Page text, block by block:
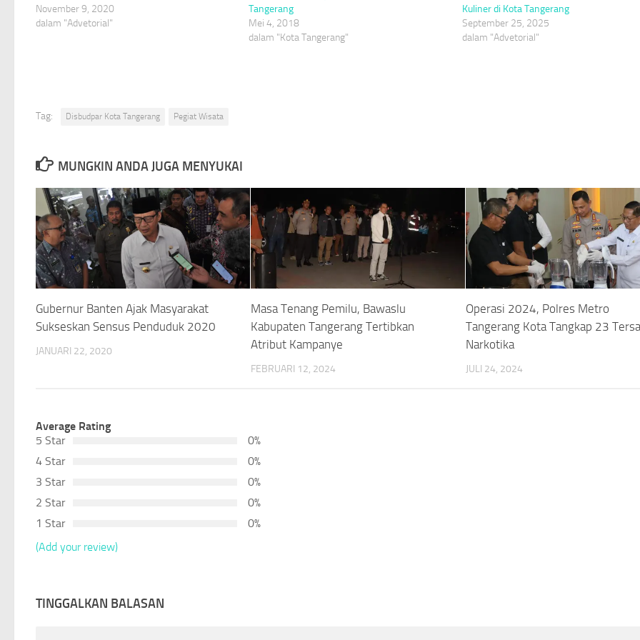
November 9, 2020
dalam "Advetorial"
Tangerang
Mei 4, 2018
dalam "Kota Tangerang"
Kuliner di Kota Tangerang
September 25, 2025
dalam "Advetorial"
Tag: Disbudpar Kota Tangerang Pegiat Wisata
MUNGKIN ANDA JUGA MENYUKAI
Gubernur Banten Ajak Masyarakat
Sukseskan Sensus Penduduk 2020
JANUARI 22, 2020
Masa Tenang Pemilu, Bawaslu
Kabupaten Tangerang Tertibkan
Atribut Kampanye
FEBRUARI 12, 2024
Operasi 2024, Polres Metro
Tangerang Kota Tangkap 23
Narkotika
JULI 24, 2024
Average Rating
5 Star
0%
4 Star
0%
3 Star
0%
2 Star
0%
1 Star
0%
(Add your review)
TINGGALKAN BALASAN